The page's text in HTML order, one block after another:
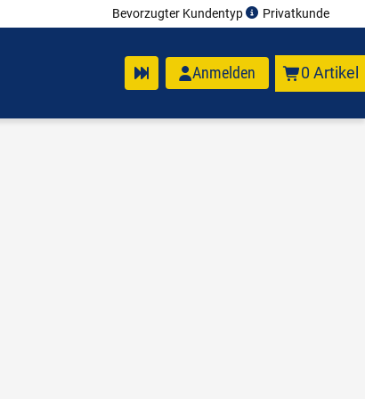
Bevorzugter Kundentyp Privatkunde
Anmelden 0 Artikel